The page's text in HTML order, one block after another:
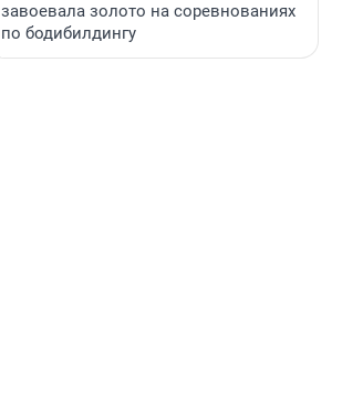
завоевала золото на соревнованиях
по бодибилдингу